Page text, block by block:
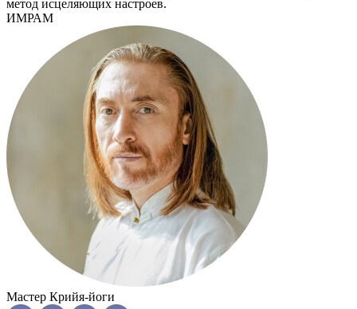
метод исцеляющих настроев.
ИМРАМ
Мастер Крийя-йоги